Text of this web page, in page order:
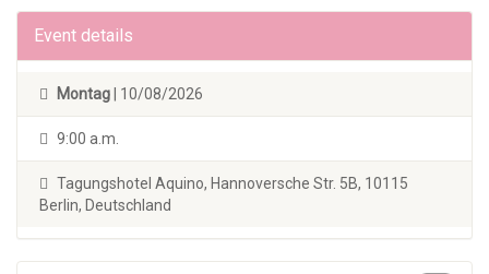
Event details
Montag | 10/08/2026
9:00 a.m.
Tagungshotel Aquino, Hannoversche Str. 5B, 10115
Berlin, Deutschland